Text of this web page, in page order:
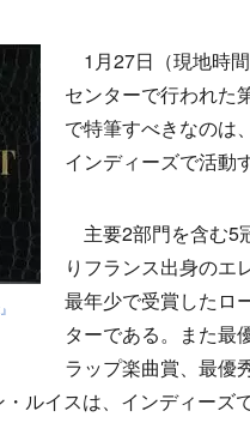
1月27日（現地時
センターで行われた
で特筆すべきなのは
インディーズで活動
主要2部門を含む5
りフランス出身のエ
最年少で受賞したロ
ターである。また最
ラップ楽曲賞、最優
ルイスは、インディー